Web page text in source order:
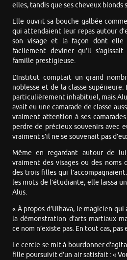
elles, tandis que ses cheveux blonds
Elle ouvrit sa bouche galbée
qui attendaient leur repas autour
son visage et la façon dont elle
facilement deviner qu’il s’agissait
famille prestigieuse.
L’Institut comptait un grand
noblesse et de la classe supérieure.
particulièrement inhabituel, mais
avait eu une camarade de classe
vraiment attention à ses
perdre de précieux souvenirs avec
vraiment s’il ne se souvenait pas
Même en regardant autour de
vraiment des visages ou des noms
des trois filles qui
les mots de l’étudiante, elle laissa
Alus.
« À propos d’Ulhava, le magicien
la démonstration d’arts martiaux
ce nom n’existe pas. En tout cas, pas
Le cercle se mit à bourdonner
fille poursuivit d’un air satisfait : «